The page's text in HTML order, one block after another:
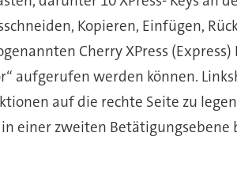
Kopieren, Einfügen,
Cherry XPress
aufgerufen werden können.
auf die rechte Seite zu
einer zweiten Betätigungsebene